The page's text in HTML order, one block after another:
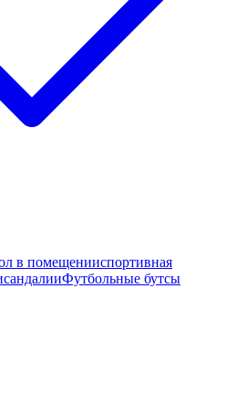
в помещенииспортивная
сандалииФутбольные бутсы